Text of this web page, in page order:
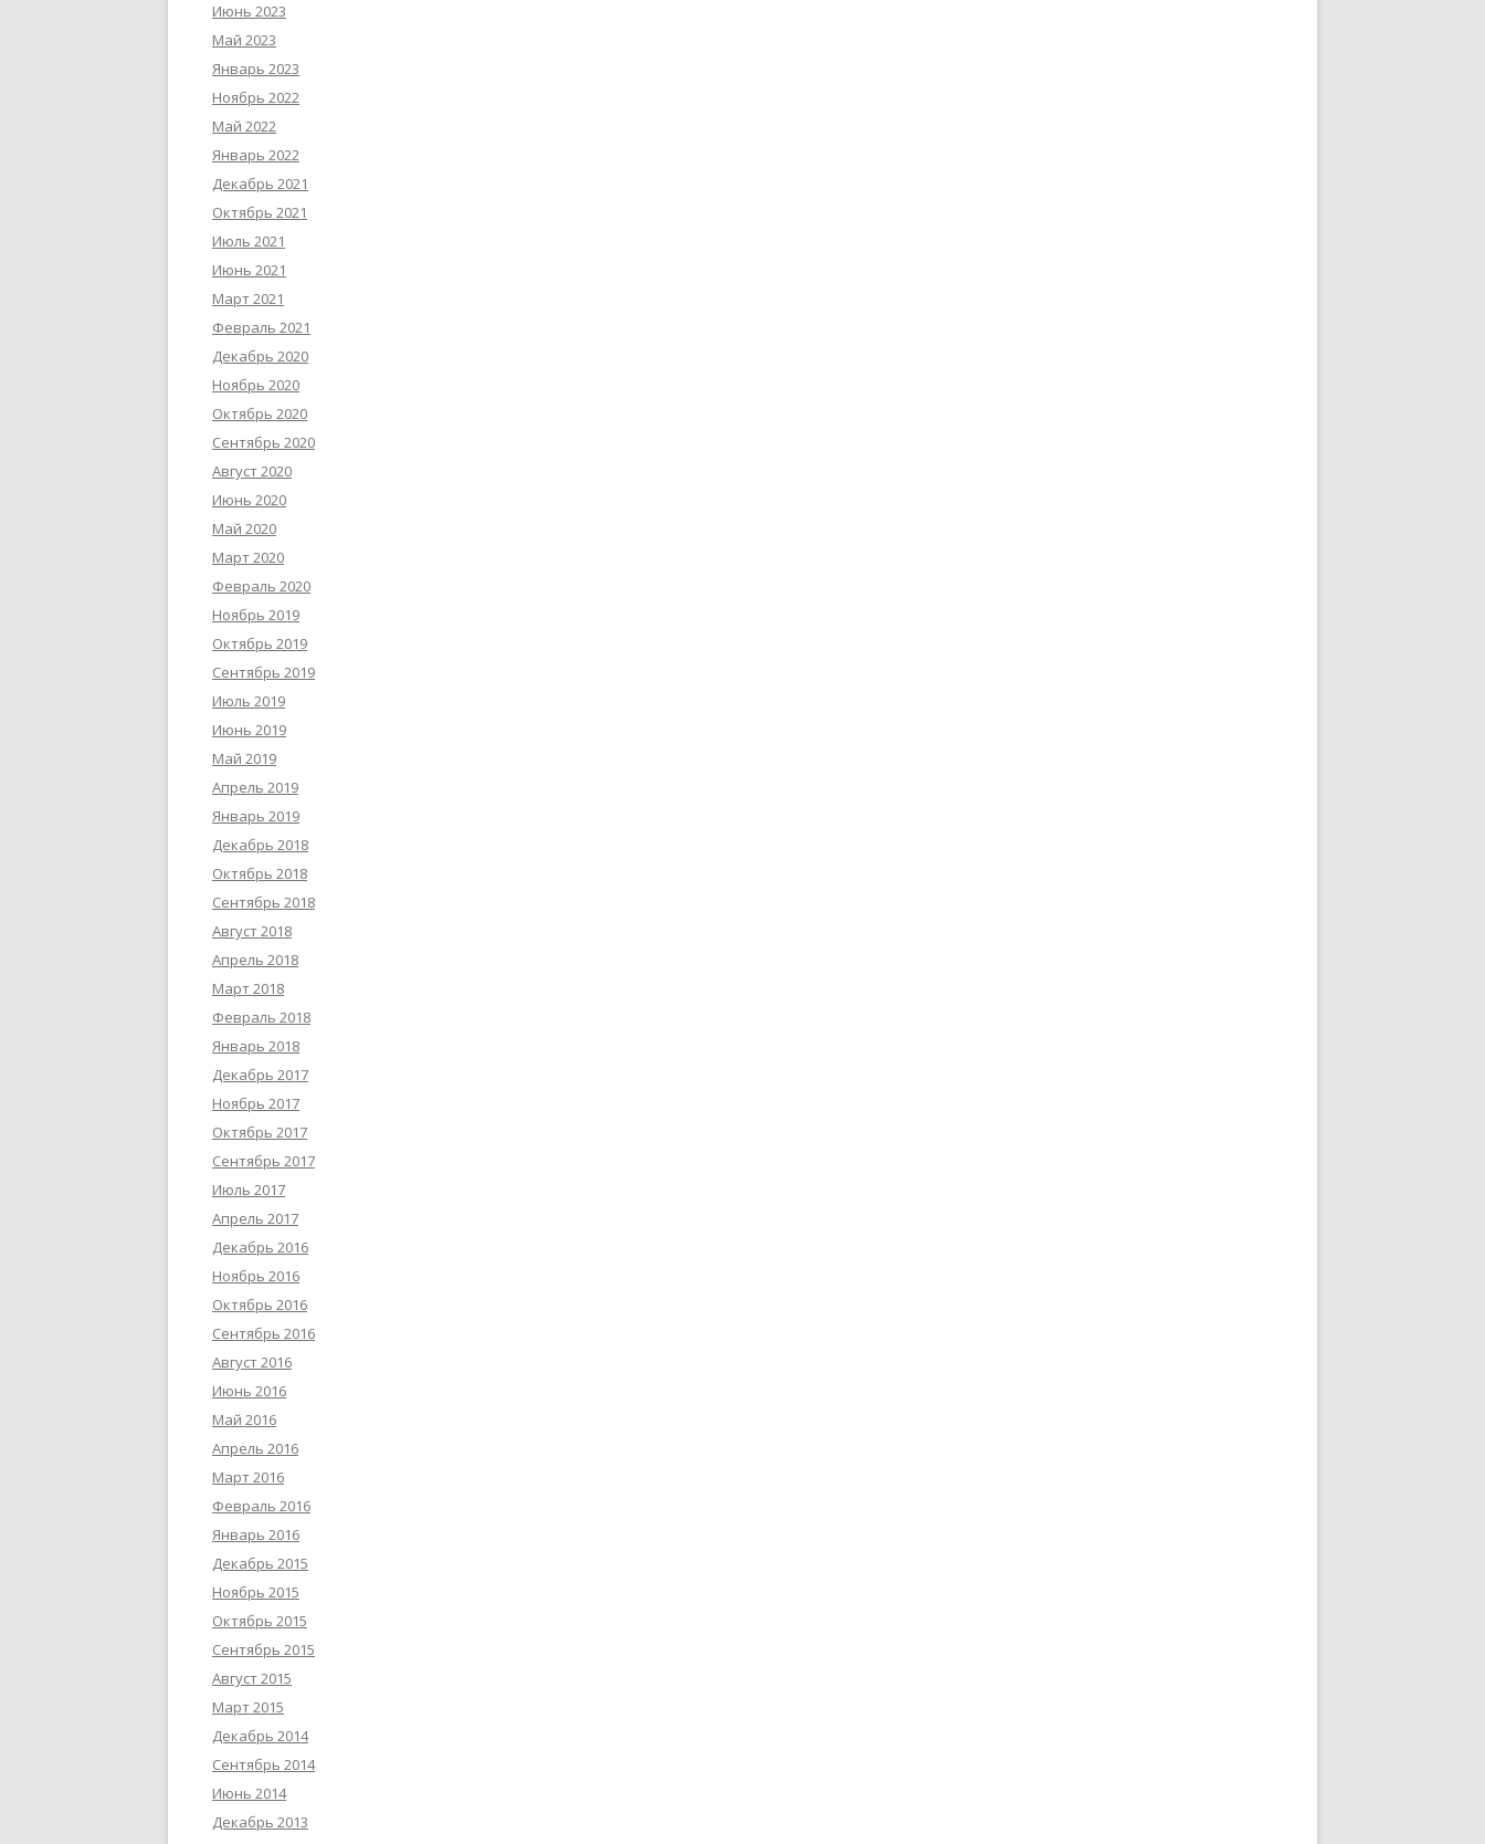
Июнь 2023
Май 2023
Январь 2023
Ноябрь 2022
Май 2022
Январь 2022
Декабрь 2021
Октябрь 2021
Июль 2021
Июнь 2021
Март 2021
Февраль 2021
Декабрь 2020
Ноябрь 2020
Октябрь 2020
Сентябрь 2020
Август 2020
Июнь 2020
Май 2020
Март 2020
Февраль 2020
Ноябрь 2019
Октябрь 2019
Сентябрь 2019
Июль 2019
Июнь 2019
Май 2019
Апрель 2019
Январь 2019
Декабрь 2018
Октябрь 2018
Сентябрь 2018
Август 2018
Апрель 2018
Март 2018
Февраль 2018
Январь 2018
Декабрь 2017
Ноябрь 2017
Октябрь 2017
Сентябрь 2017
Июль 2017
Апрель 2017
Декабрь 2016
Ноябрь 2016
Октябрь 2016
Сентябрь 2016
Август 2016
Июнь 2016
Май 2016
Апрель 2016
Март 2016
Февраль 2016
Январь 2016
Декабрь 2015
Ноябрь 2015
Октябрь 2015
Сентябрь 2015
Август 2015
Март 2015
Декабрь 2014
Сентябрь 2014
Июнь 2014
Декабрь 2013